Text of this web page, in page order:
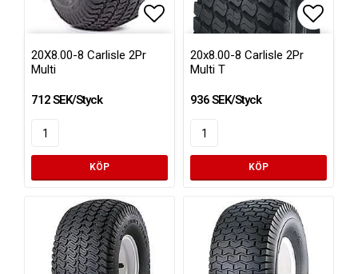
Lägg till i favoritlistan
20X8.00-8 Carlisle 2Pr
Multi
712 SEK/Styck
KÖP
Lägg
20x8.00-8 Carlisle 2Pr
Multi T
936 SEK/Styck
KÖP